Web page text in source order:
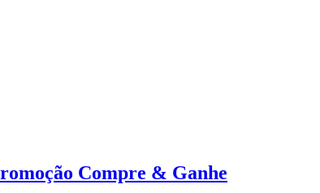
Compre & Ganhe